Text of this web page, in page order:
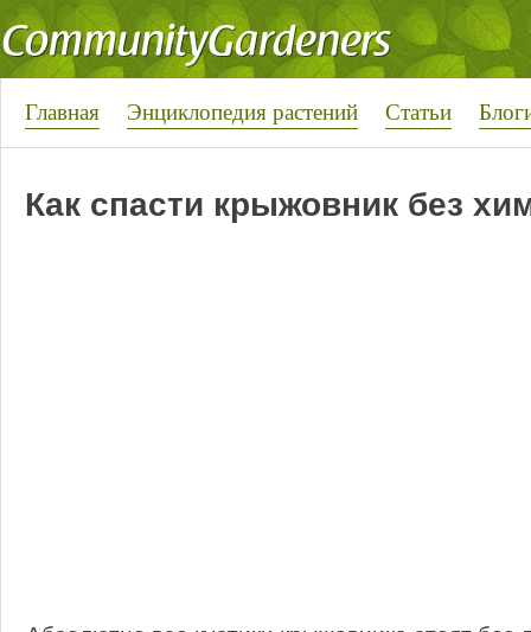
Главная Энциклопедия растений Статьи
Как спасти крыжовник без